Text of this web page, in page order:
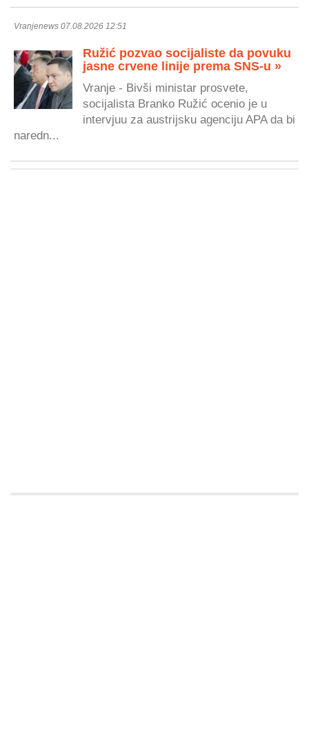
Vranjenews 07.08.2026 12:51
Ružić pozvao socijaliste da povuku
jasne crvene linije prema SNS-u »
Vranje - Bivši ministar prosvete,
socijalista Branko Ružić ocenio je u
intervjuu za austrijsku agenciju APA da bi
naredn...